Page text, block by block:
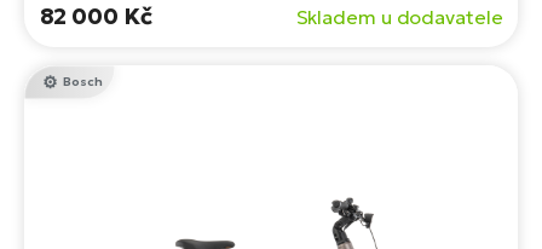
82 000 Kč Skladem u dodavatele
Bosch